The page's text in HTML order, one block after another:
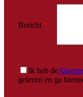
Bericht *
Ik heb de
gelezen en ga